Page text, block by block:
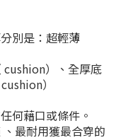
別是：超輕薄
）、全厚底
）
何藉口或條件。
最耐用獲最合穿的